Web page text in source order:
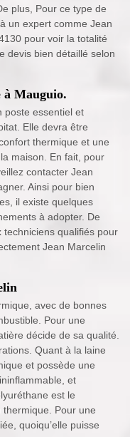
plus, Pour ce type de
un expert comme Jean
pour voir la totalité
devis bien détaillé selon
à Mauguio.
poste essentiel et
Elle devra être
thermique et une
maison. En fait, pour
contacter Jean
Ainsi pour bien
il existe quelques
à adopter. De
qualifiés pour
Jean Marcelin
avec de bonnes
Pour une
décide de sa qualité.
Quant à la laine
et possède une
et
est le
Pour une
quoiqu’elle puisse